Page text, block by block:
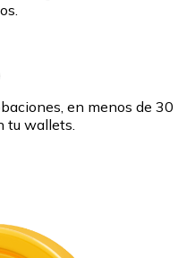
en menos de 30
tu wallets.